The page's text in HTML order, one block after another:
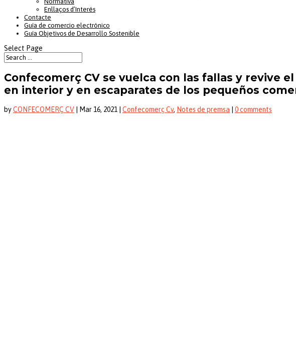
Enllaços d’Interés
Contacte
Guía de comercio electrónico
Guía Objetivos de Desarrollo Sostenible
Select Page
Confecomerç CV se vuelca con las fallas y revive
en interior y en escaparates de los pequeños
byCONFECOMERÇ CV Mar 16, 2021 Confecomerç Cv, Notes de premsa 0 comments